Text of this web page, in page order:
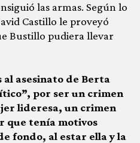
las armas. Según lo
Castillo le proveyó
Bustillo pudiera llevar
asesinato de Berta
por ser un crimen
lideresa, un crimen
que tenía motivos
fondo, al estar ella y la